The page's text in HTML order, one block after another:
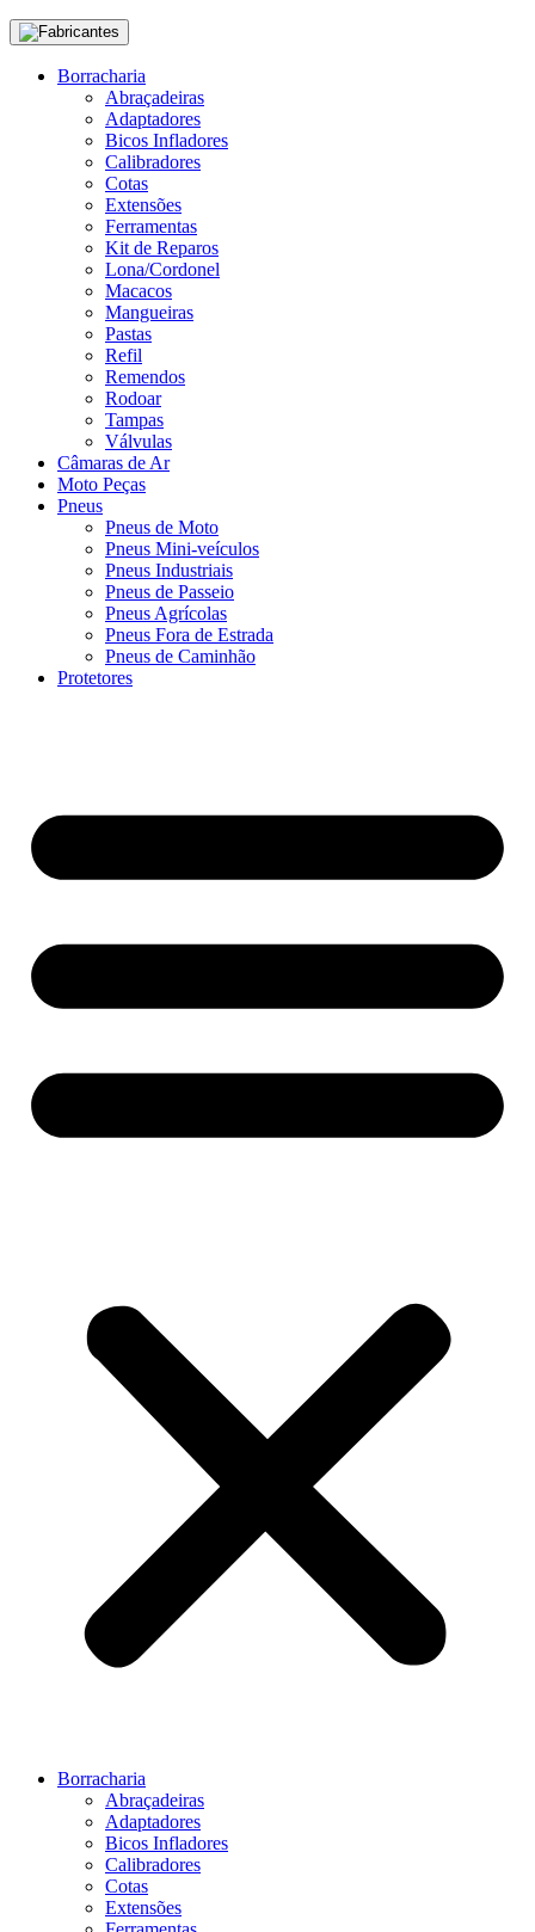
Fabricantes
Borracharia
Abraçadeiras
Adaptadores
Bicos Infladores
Calibradores
Cotas
Extensões
Ferramentas
Kit de Reparos
Lona/Cordonel
Macacos
Mangueiras
Pastas
Refil
Remendos
Rodoar
Tampas
Válvulas
Câmaras de Ar
Moto Peças
Pneus
Pneus de Moto
Pneus Mini-veículos
Pneus Industriais
Pneus de Passeio
Pneus Agrícolas
Pneus Fora de Estrada
Pneus de Caminhão
Protetores
Borracharia
Abraçadeiras
Adaptadores
Bicos Infladores
Calibradores
Cotas
Extensões